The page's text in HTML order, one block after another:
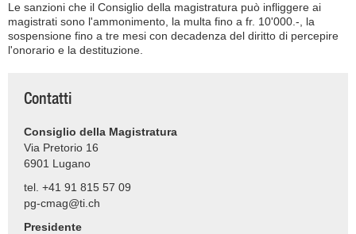
Le sanzioni che il Consiglio della magistratura può infliggere ai
magistrati sono l'ammonimento, la multa fino a fr. 10'000.-, la
sospensione fino a tre mesi con decadenza del diritto di percepire
l'onorario e la destituzione.
Contatti
Consiglio della Magistratura
Via Pretorio 16
6901 Lugano
tel. +41 91 815 57 09
pg-cmag@ti.ch
Presidente